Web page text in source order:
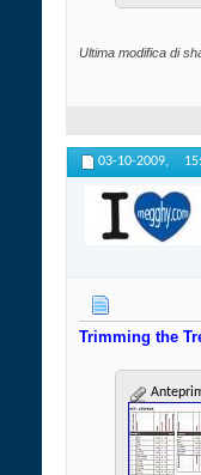
Ultima modifica di
03-10-2009,
Trimming the